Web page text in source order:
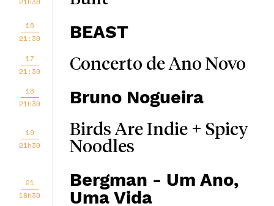
16
21:30
BEAST
17
21:30
Concerto de Ano Novo
18
21h30
Bruno Nogueira
19
21h30
Birds Are Indie + Spicy
Noodles
21
18h30
Bergman - Um Ano,
Uma Vida